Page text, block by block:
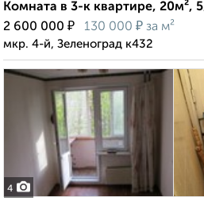
Комната в 3-к квартире, 20м²,
2 600 000 ₽ 130 000 ₽ за м²
мкр. 4-й, Зеленоград к432
4